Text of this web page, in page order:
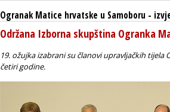
Ogranak Matice hrvatske u Samoboru -
Održana Izborna skupština Ogranka
19. ožujka izabrani su članovi upravljačkih
četiri godine.